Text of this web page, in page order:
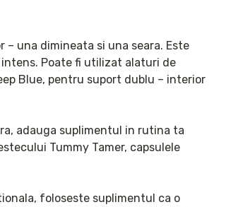
una dimineata si una seara. Este
Poate fi utilizat alaturi de
Blue, pentru suport dublu – interior
adauga suplimentul in rutina ta
Tummy Tamer, capsulele
foloseste suplimentul ca o